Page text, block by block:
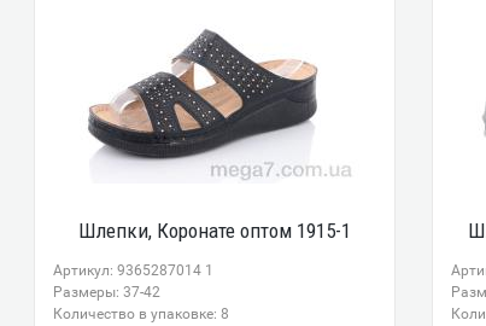
Шлепки, Коронате оптом 1915-1
Артикул: 9365287014 1
Размеры: 37-42
Количество в упаковке: 8